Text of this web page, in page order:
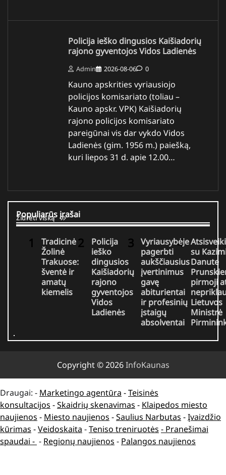
Policija ieško dingusios Kaišiadorių
rajono gyventojos Vidos Ladienės
Admin 2026-08-06 0
Kauno apskrities vyriausiojo
policijos komisariato (toliau –
Kauno apskr. VPK) Kaišiadorių
rajono policijos komisariato
pareigūnai vis dar vykdo Vidos
Ladienės (gim. 1956 m.) paiešką,
kuri liepos 31 d. apie 12.00…
Populiarūs įrašai
Žiūrėti viską
Tradicinė
Žolinė
Trakuose:
šventė ir
amatų
kiemelis
Policija
ieško
dingusios
Kaišiadorių
rajono
gyventojos
Vidos
Ladienės
Vyriausybėje
pagerbti
aukščiausius
įvertinimus
gavę
abiturientai
ir profesinių
įstaigų
absolventai
su
Danute
pirmoji
Lietuvos
Ministrė
Copyright © 2026InfoKaunas
Draugai: - Marketingo agentūra -Teisinės
konsultacijos -Skaidrių skenavimas - Klaipedos miesto
naujienos - Miesto naujienos -Saulius Narbutas -Įvaizdžio
kūrimas -Veidoskaita -Teniso treniruotės - Pranešimai
spaudai - - Regionų naujienos - Palangos naujienos